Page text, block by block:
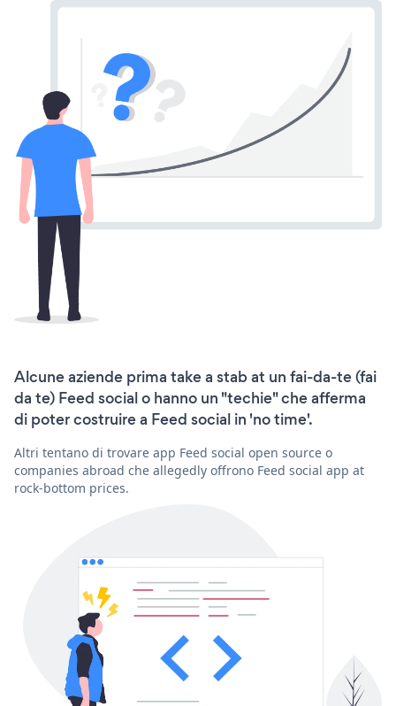
Alcune aziende prima take a stab at un fai-da-te (fai
da te) Feed social o hanno un "techie" che afferma
di poter costruire a Feed social in 'no time'.
Altri tentano di trovare app Feed social open source o
companies abroad che allegedly offrono Feed social app at
rock-bottom prices.